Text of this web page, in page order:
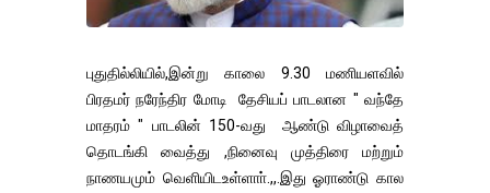
புதுதில்லியில்,இன்று காலை 9.30 மணியளவில்
பிரதமர் நரேந்திர மோடி தேசியப் பாடலான " வந்தே
மாதரம் " பாடலின் 150-வது ஆண்டு விழாவைத்
தொடங்கி வைத்து ,நினைவு முத்திரை மற்றும்
நாணயமும் வெளியிடஉள்ளாா்.,,.இது ஓராண்டு கால